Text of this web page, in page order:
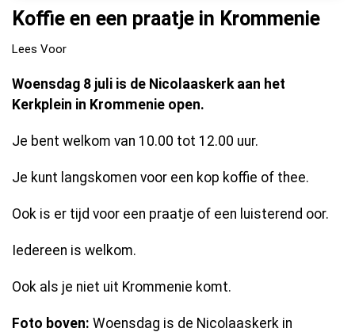
Koffie en een praatje in Krommenie
Lees Voor
Woensdag 8 juli is de Nicolaaskerk aan het
Kerkplein in Krommenie open.
Je bent welkom van 10.00 tot 12.00 uur.
Je kunt langskomen voor een kop koffie of thee.
Ook is er tijd voor een praatje of een luisterend oor.
Iedereen is welkom.
Ook als je niet uit Krommenie komt.
Foto boven: Woensdag is de Nicolaaskerk in